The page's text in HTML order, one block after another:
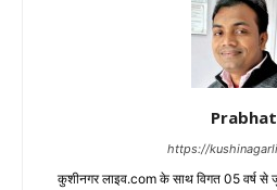
Prabhat
https://
कुशीनगर लाइव.com के साथ विगत 05 वर्ष से